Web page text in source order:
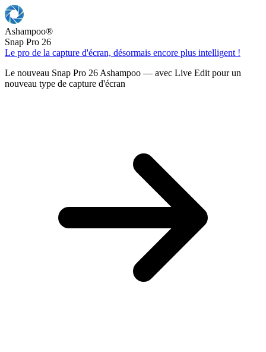
Ashampoo®
Snap Pro 26
Le pro de la capture d'écran, désormais encore plus intelligent !
Le nouveau Snap Pro 26 Ashampoo — avec Live Edit pour un
nouveau type de capture d'écran